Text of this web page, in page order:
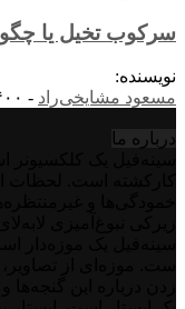
سرکوب تخیل یا
نویسنده:
مسعود مشایخی‌راد -
درباره‌ ما